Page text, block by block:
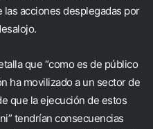
acciones desplegadas por
que “como es de público
ha movilizado a un sector de
que la ejecución de estos
tendrían consecuencias